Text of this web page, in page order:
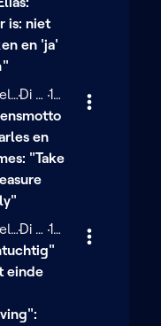
is: niet
en 'ja'
De wereld van SofieDinsdag 24 februari
Di 24/02 10 minuten
10 min
en
"Take
De wereld van SofieDinsdag 24 februari
Di 24/02 12 minuten
12 min
einde